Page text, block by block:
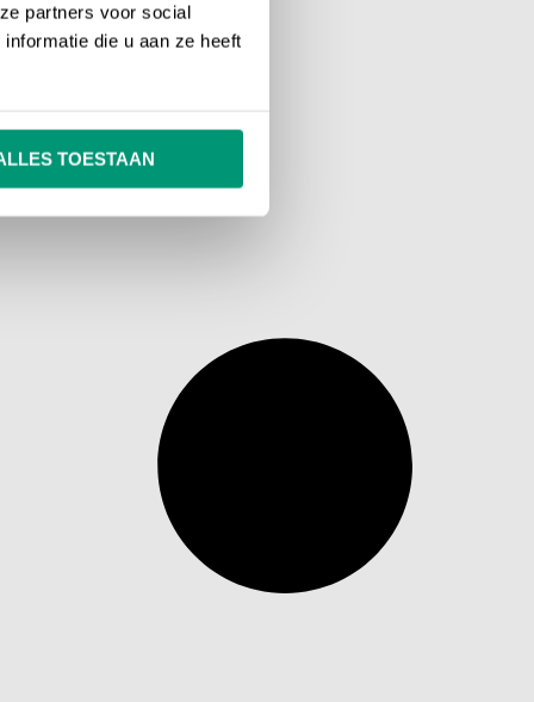
partners voor social
die u aan ze heeft
TOESTAAN